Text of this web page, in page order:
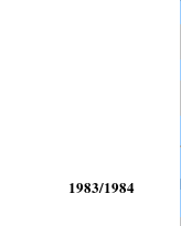
1983/1984